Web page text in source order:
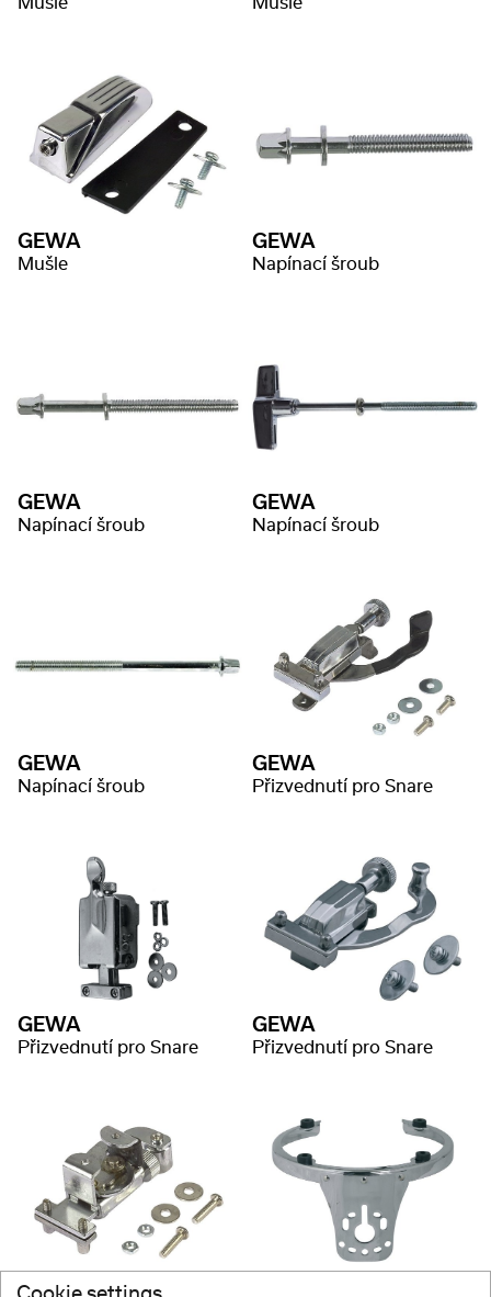
GEWA
Mušle
GEWA
Napínací šroub
GEWA
Napínací šroub
GEWA
Napínací šroub
GEWA
Napínací šroub
GEWA
Přizvednutí pro Snare
GEWA
Přizvednutí pro Snare
GEWA
Přizvednutí pro Snare
GEWA